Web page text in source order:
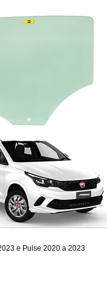
e Pulse 2020 a 2023